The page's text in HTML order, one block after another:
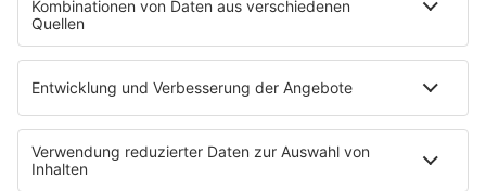
SHOP
RADIO BOB!
Impressum
Kontakt
myBOB App
BOB-Plakate & Aufkleber bestellen